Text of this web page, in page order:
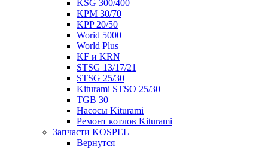
KSG 300/400
KPM 30/70
KPP 20/50
Worid 5000
World Plus
KF и KRN
STSG 13/17/21
STSG 25/30
Kiturami STSO 25/30
TGB 30
Насосы Kiturami
Ремонт котлов Kiturami
Запчасти KOSPEL
Вернутся